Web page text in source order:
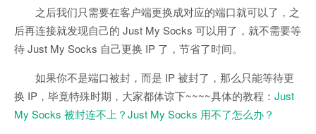
之后我们只需要在客户端更换成对应的端口就可以了，之
后再连接就发现自己的 Just My Socks 可以用了，就不需要等
待 Just My Socks 自己更换 IP 了，节省了时间。
如果你不是端口被封，而是 IP 被封了，那么只能等待更
换 IP，毕竟特殊时期，大家都体谅下~~~~具体的教程： Just
My Socks 被封连不上？Just My Socks 用不了怎么办？